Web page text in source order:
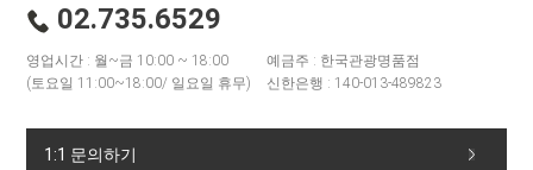
02.735.6529
영업시간 : 월~금 10:00 ~ 18:00
(토요일 11:00~18:00/ 일요일 휴무)
예금주 : 한국관광명품점
신한은행 : 140-013-489823
1:1 문의하기